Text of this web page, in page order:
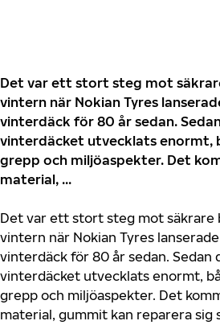
Det var ett stort steg mot
vintern när Nokian Tyres
vinterdäck för 80 år sedan.
vinterdäcket utvecklats enormt,
grepp och miljöaspekter. Det
material, ...
Det var ett stort steg mot säkrare
vintern när Nokian Tyres
vinterdäck för 80 år sedan. Sedan
vinterdäcket utvecklats enormt,
grepp och miljöaspekter. Det
material, gummit kan reparera sig